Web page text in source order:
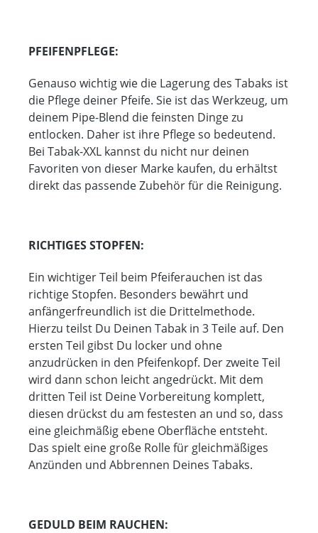
PFEIFENPFLEGE:
Genauso wichtig wie die Lagerung des Tabaks ist
die Pflege deiner Pfeife. Sie ist das Werkzeug, um
deinem Pipe-Blend die feinsten Dinge zu
entlocken. Daher ist ihre Pflege so bedeutend.
Bei Tabak-XXL kannst du nicht nur deinen
Favoriten von dieser Marke kaufen, du erhältst
direkt das passende Zubehör für die Reinigung.
RICHTIGES STOPFEN:
Ein wichtiger Teil beim Pfeiferauchen ist das
richtige Stopfen. Besonders bewährt und
anfängerfreundlich ist die Drittelmethode.
Hierzu teilst Du Deinen Tabak in 3 Teile auf. Den
ersten Teil gibst Du locker und ohne
anzudrücken in den Pfeifenkopf. Der zweite Teil
wird dann schon leicht angedrückt. Mit dem
dritten Teil ist Deine Vorbereitung komplett,
diesen drückst du am festesten an und so, dass
eine gleichmäßig ebene Oberfläche entsteht.
Das spielt eine große Rolle für gleichmäßiges
Anzünden und Abbrennen Deines Tabaks.
GEDULD BEIM RAUCHEN: